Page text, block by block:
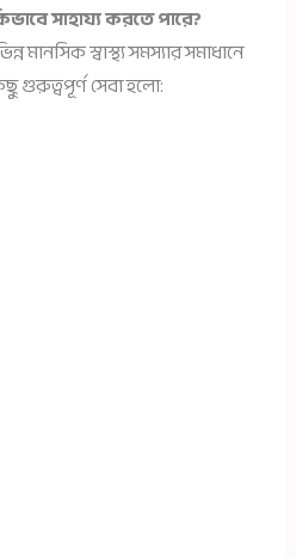
সাহায্য করতে পারে?
মানসিক স্বাস্থ্য সমস্যার সমাধানে
গুরুত্বপূর্ণ সেবা হলো: